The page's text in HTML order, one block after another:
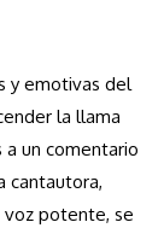
y emotivas del
la llama
a un comentario
cantautora,
voz potente, se